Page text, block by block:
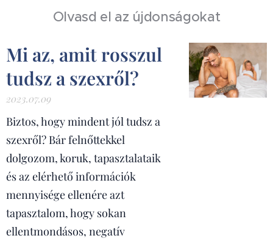
Olvasd el az újdonságokat
Mi az, amit rosszul
tudsz a szexről?
2023.07.09
Biztos, hogy mindent jól tudsz a
szexről? Bár felnőttekkel
dolgozom, koruk, tapasztalataik
és az elérhető információk
mennyisége ellenére azt
tapasztalom, hogy sokan
ellentmondásos, negatív